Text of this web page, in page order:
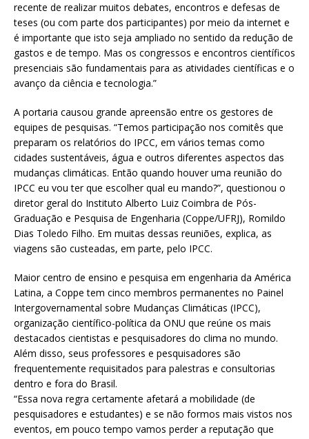
recente de realizar muitos debates, encontros e defesas de
teses (ou com parte dos participantes) por meio da internet e
é importante que isto seja ampliado no sentido da redução de
gastos e de tempo. Mas os congressos e encontros científicos
presenciais são fundamentais para as atividades científicas e o
avanço da ciência e tecnologia.”
A portaria causou grande apreensão entre os gestores de
equipes de pesquisas. “Temos participação nos comitês que
preparam os relatórios do IPCC, em vários temas como
cidades sustentáveis, água e outros diferentes aspectos das
mudanças climáticas. Então quando houver uma reunião do
IPCC eu vou ter que escolher qual eu mando?”, questionou o
diretor geral do Instituto Alberto Luiz Coimbra de Pós-
Graduação e Pesquisa de Engenharia (Coppe/UFRJ), Romildo
Dias Toledo Filho. Em muitas dessas reuniões, explica, as
viagens são custeadas, em parte, pelo IPCC.
Maior centro de ensino e pesquisa em engenharia da América
Latina, a Coppe tem cinco membros permanentes no Painel
Intergovernamental sobre Mudanças Climáticas (IPCC),
organização científico-política da ONU que reúne os mais
destacados cientistas e pesquisadores do clima no mundo.
Além disso, seus professores e pesquisadores são
frequentemente requisitados para palestras e consultorias
dentro e fora do Brasil.
“Essa nova regra certamente afetará a mobilidade (de
pesquisadores e estudantes) e se não formos mais vistos nos
eventos, em pouco tempo vamos perder a reputação que